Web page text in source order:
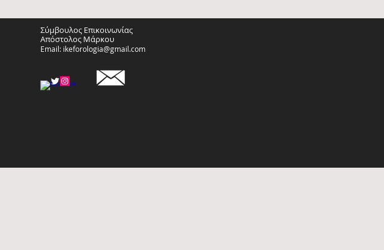
Σύμβουλος Επικοινωνίας
Απόστολος Μάρκου
Email: ikeforologia@gmail.com